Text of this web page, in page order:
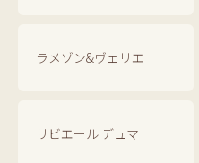
ラメゾン&ヴェリエ
リビエール デュマ